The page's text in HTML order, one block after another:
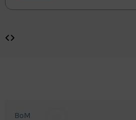
BoM